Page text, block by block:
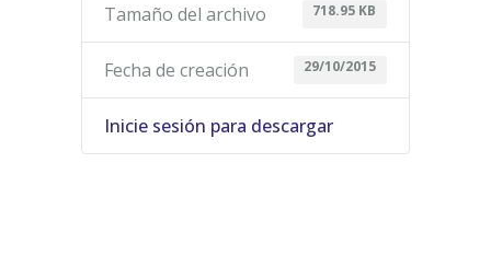
Tamaño del archivo 718.95 KB
Fecha de creación 29/10/2015
Inicie sesión para descargar